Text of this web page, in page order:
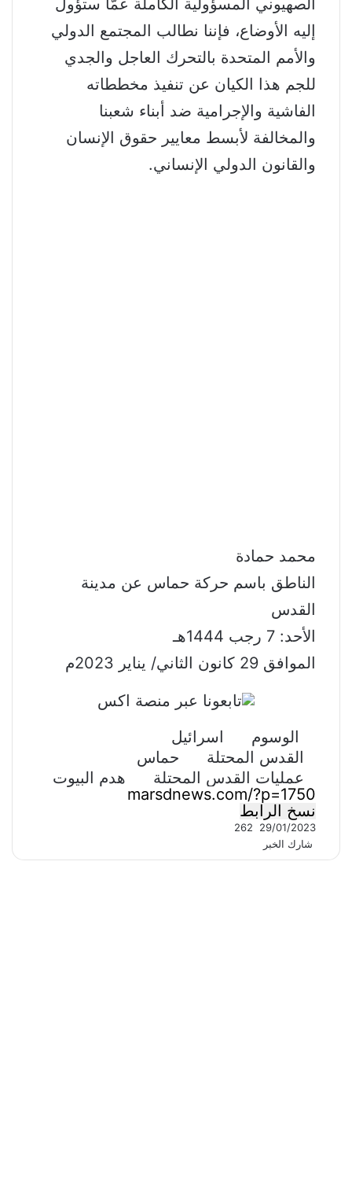
الصهيوني المسؤولية الكاملة عمّا ستؤول
إليه الأوضاع، فإننا نطالب المجتمع الدولي
والأمم المتحدة بالتحرك العاجل والجدي
للجم هذا الكيان عن تنفيذ مخططاته
الفاشية والإجرامية ضد أبناء شعبنا
والمخالفة لأبسط معايير حقوق الإنسان
والقانون الدولي الإنساني.
محمد حمادة
الناطق باسم حركة حماس عن مدينة
القدس
الأحد: 7 رجب 1444هـ
الموافق 29 كانون الثاني/ يناير 2023م
الوسوم
اسرائيل
القدس المحتلة
حماس
عمليات القدس المحتلة
هدم البيوت
نسخ الرابط
29/01/2023
262
شارك الخبر
عبر